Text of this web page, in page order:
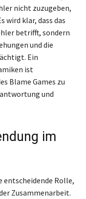
nicht zuzugeben,
wird klar, dass das
betrifft, sondern
und die
Ein
ist
Blame Games zu
und
im
entscheidende Rolle,
Zusammenarbeit.